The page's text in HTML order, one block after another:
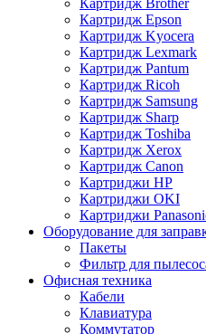
Картридж Brother
Картридж Epson
Картридж Kyocera
Картридж Lexmark
Картридж Pantum
Картридж Ricoh
Картридж Samsung
Картридж Sharp
Картридж Toshiba
Картридж Xerox
Картридж Сanon
Картриджи HP
Картриджи OKI
Картриджи
Оборудование для
Пакеты
Фильтр для
Офисная техника
Кабели
Клавиатура
Коммутатор